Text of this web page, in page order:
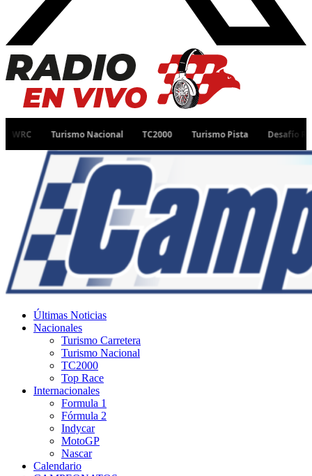
Turismo Nacional TC2000 Turismo Pista Desafío Ruta 40
Últimas Noticias
Nacionales
Turismo Carretera
Turismo Nacional
TC2000
Top Race
Internacionales
Formula 1
Fórmula 2
Indycar
MotoGP
Nascar
Calendario